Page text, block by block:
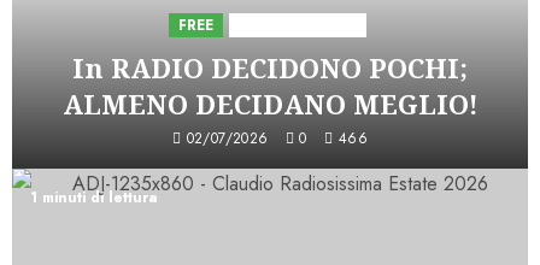
FREE
In RADIO DECIDONO POCHI;
ALMENO DECIDANO MEGLIO!
02/07/2026 0 466
1 minuti di lettura